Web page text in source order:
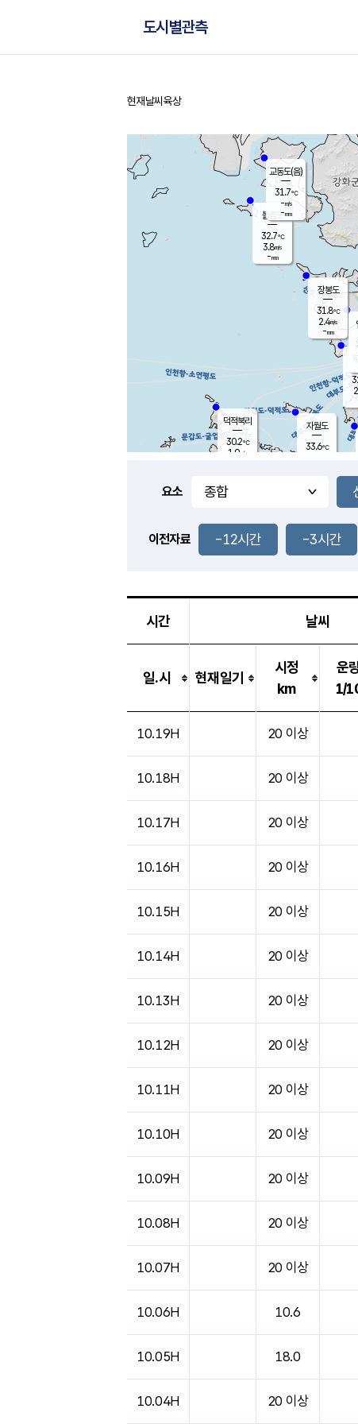
도시별관측
홈
현재날씨 육상
풍도
5.1m/s
볼음도
32.7℃
3.8m/s
-mm
자월도
33.6℃
장봉도
31.8℃
2.4m/s
-mm
-
덕적북리
30.2℃
1.9m/s
교동도(음)
31.7℃
-m/s
-mm
요소
이전자료 -12시간 -3시간
시간 날씨
일.시 현재일기
시정
km
운
1/
10.19H 20 이상
10.18H 20 이상
10.17H 20 이상
10.16H 20 이상
10.15H 20 이상
10.14H 20 이상
10.13H 20 이상
10.12H 20 이상
10.11H 20 이상
10.10H 20 이상
10.09H 20 이상
10.08H 20 이상
10.07H 20 이상
10.06H 10.6
10.05H 18.0
10.04H 20 이상